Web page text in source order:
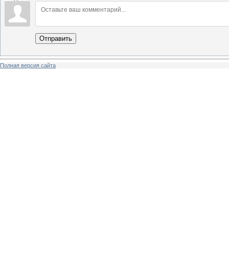
Отправить
Полная версия сайта